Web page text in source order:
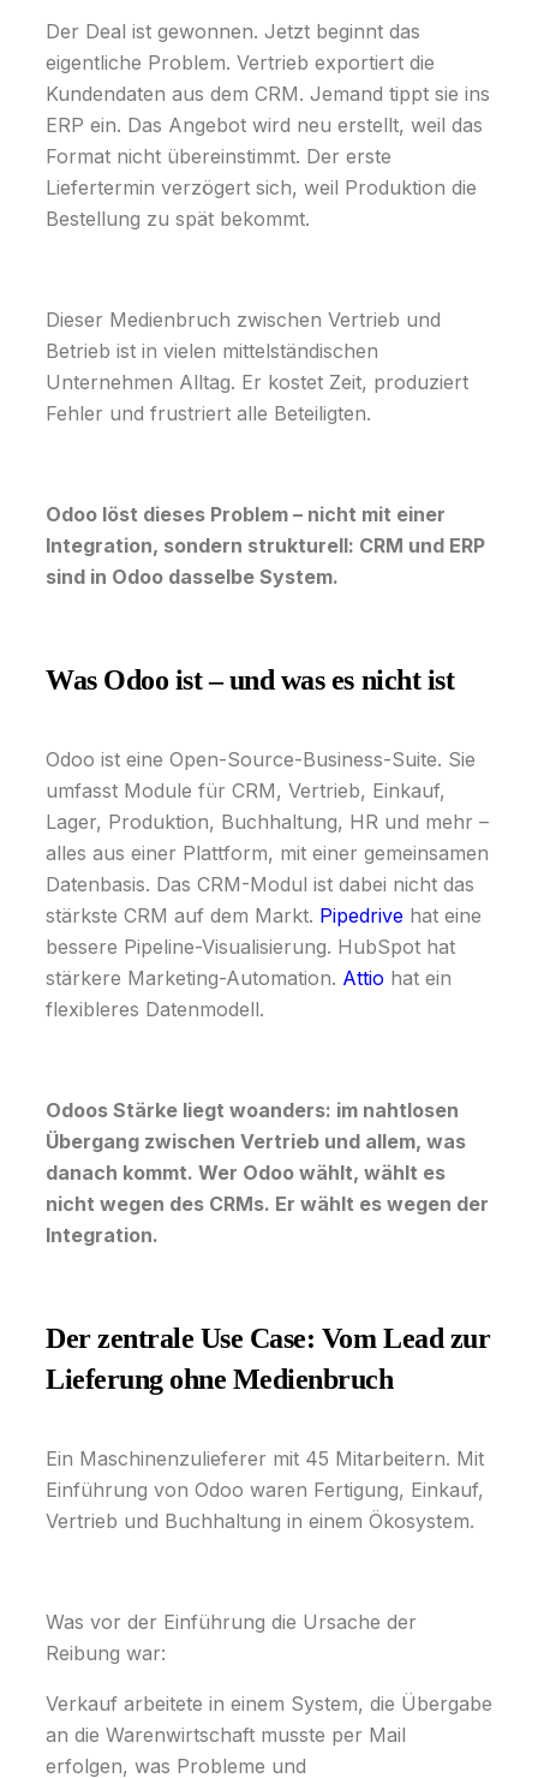
Der Deal ist gewonnen. Jetzt beginnt das
eigentliche Problem. Vertrieb exportiert die
Kundendaten aus dem CRM. Jemand tippt sie ins
ERP ein. Das Angebot wird neu erstellt, weil das
Format nicht übereinstimmt. Der erste
Liefertermin verzögert sich, weil Produktion die
Bestellung zu spät bekommt.
Dieser Medienbruch zwischen Vertrieb und
Betrieb ist in vielen mittelständischen
Unternehmen Alltag. Er kostet Zeit, produziert
Fehler und frustriert alle Beteiligten.
Odoo löst dieses Problem – nicht mit einer
Integration, sondern strukturell: CRM und ERP
sind in Odoo dasselbe System.
Was Odoo ist – und was es nicht ist
Odoo ist eine Open-Source-Business-Suite. Sie
umfasst Module für CRM, Vertrieb, Einkauf,
Lager, Produktion, Buchhaltung, HR und mehr –
alles aus einer Plattform, mit einer gemeinsamen
Datenbasis. Das CRM-Modul ist dabei nicht das
stärkste CRM auf dem Markt. Pipedrive hat eine
bessere Pipeline-Visualisierung. HubSpot hat
stärkere Marketing-Automation. Attio hat ein
flexibleres Datenmodell.
Odoos Stärke liegt woanders: im nahtlosen
Übergang zwischen Vertrieb und allem, was
danach kommt. Wer Odoo wählt, wählt es
nicht wegen des CRMs. Er wählt es wegen der
Integration.
Der zentrale Use Case: Vom Lead zur
Lieferung ohne Medienbruch
Ein Maschinenzulieferer mit 45 Mitarbeitern. Mit
Einführung von Odoo waren Fertigung, Einkauf,
Vertrieb und Buchhaltung in einem Ökosystem.
Was vor der Einführung die Ursache der
Reibung war:
Verkauf arbeitete in einem System, die Übergabe
an die Warenwirtschaft musste per Mail
erfolgen, was Probleme und